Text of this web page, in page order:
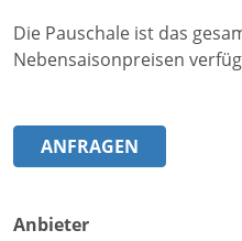
Die Pauschale ist das
Nebensaisonpreisen
ANFRAGEN
Anbieter